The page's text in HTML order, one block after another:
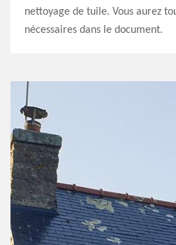
nettoyage de tuile. Vous aurez
nécessaires dans le document.